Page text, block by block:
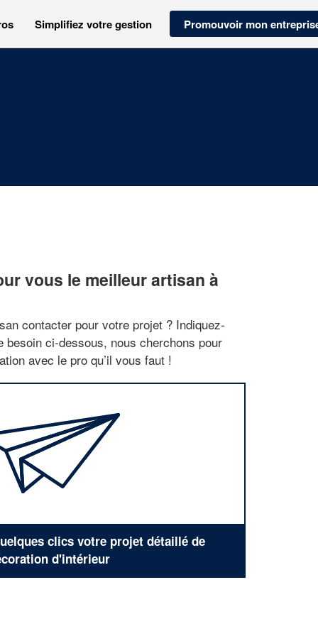
Simplifiez votre gestion Promouvoir mon
vous le meilleur artisan à
contacter pour votre projet ? Indiquez-
besoin ci-dessous, nous cherchons pour
avec le pro qu’il vous faut !
clics votre projet détaillé de
d'intérieur